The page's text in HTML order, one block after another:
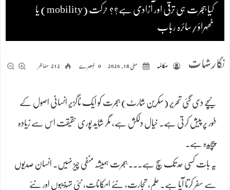
کیا ہجرت ہی ترقی اور آزادی ہے؟؟ حرکت (mobility) یا
ٹھہراؤ/سائرہ رباب
نگارشات مکالمہ مئی 18, 2026 0 تبصرے 212 مناظر
نیچے دی گئی تحریر (سکرین شارٹ) ہجرت کو ایک ناگزیر انسانی اصول کے
طور پر پیش کرتی ہے۔ خیال دلکش ہے، مگر شاید پوری حقیقت اس سے زیادہ
پیچیدہ ہے۔
یہ بات کسی حد تک سچ ہے۔۔۔ ہجرت ہمیشہ منفی چیز نہیں۔ انسان صدیوں
سے سفر کرتا آیا ہے۔ علم، تجارت، نئے امکانات، نئی تہذیبوں اور نئے